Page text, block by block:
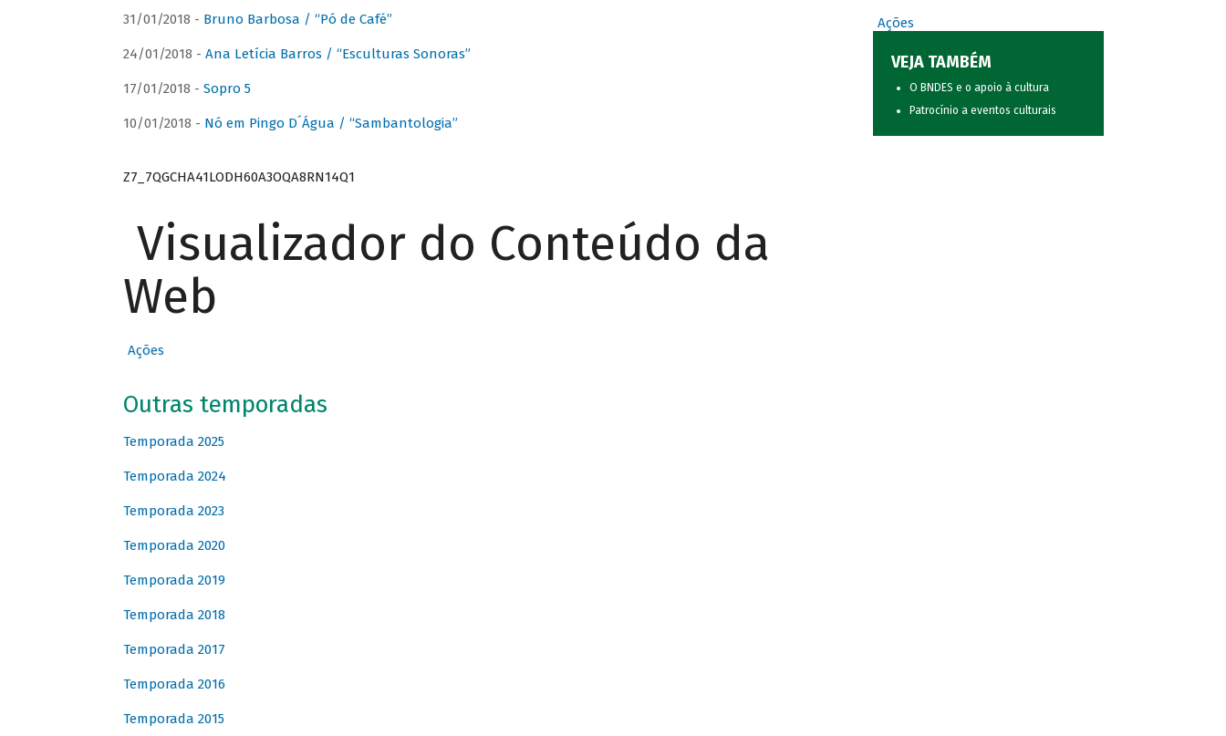
31/01/2018 - Bruno Barbosa / “Pó de Café”
24/01/2018 - Ana Letícia Barros / “Esculturas Sonoras”
17/01/2018 - Sopro 5
10/01/2018 - Nó em Pingo D´Água / “Sambantologia”
Z7_7QGCHA41LODH60A3OQA8RN14Q1
Visualizador do Conteúdo da
Web
Ações
Outras temporadas
Temporada 2025
Temporada 2024
Temporada 2023
Temporada 2020
Temporada 2019
Temporada 2018
Temporada 2017
Temporada 2016
Temporada 2015
Ações
VEJA TAMBÉM
O BNDES e o apoio à cultura
Patrocínio a eventos culturais